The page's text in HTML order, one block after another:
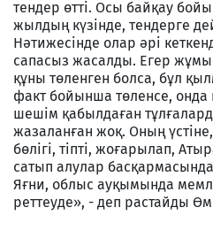
тендер өтті. Осы байқау
жылдың күзінде, тендерге
Нәтижесінде олар әрі
сапасыз жасалды. Егер
құны төленген болса, бұл
факт бойынша төленсе, онда
шешім қабылдаған
жазаланған жоқ. Оның
бөлігі, тіпті, жоғарылап,
сатып алулар
Яғни, облыс ауқымында
реттеуде», - деп растайды